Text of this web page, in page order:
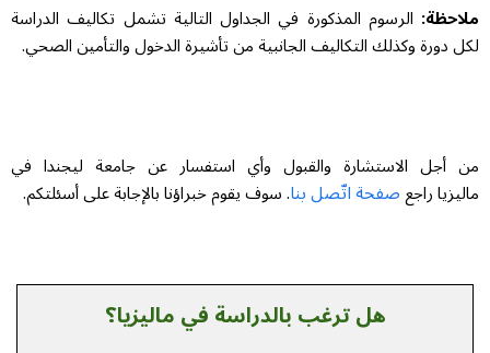
ملاحظة: الرسوم المذكورة في الجداول التالية تشمل تكاليف الدراسة
لكل دورة وكذلك التكاليف الجانبية من تأشيرة الدخول والتأمين الصحي.
من أجل الاستشارة والقبول وأي استفسار عن جامعة ليجندا في
ماليزيا راجعصفحة اتّصل بنا. سوف يقوم خبراؤنا بالإجابة على أسئلتكم.
هل ترغب بالدراسة في ماليزيا؟